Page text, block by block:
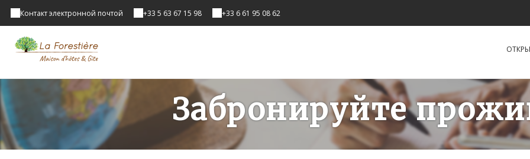
Контакт электронной почтой +33 5 63 67 15 98 +33 6 61 95 08 62
Забронируйте